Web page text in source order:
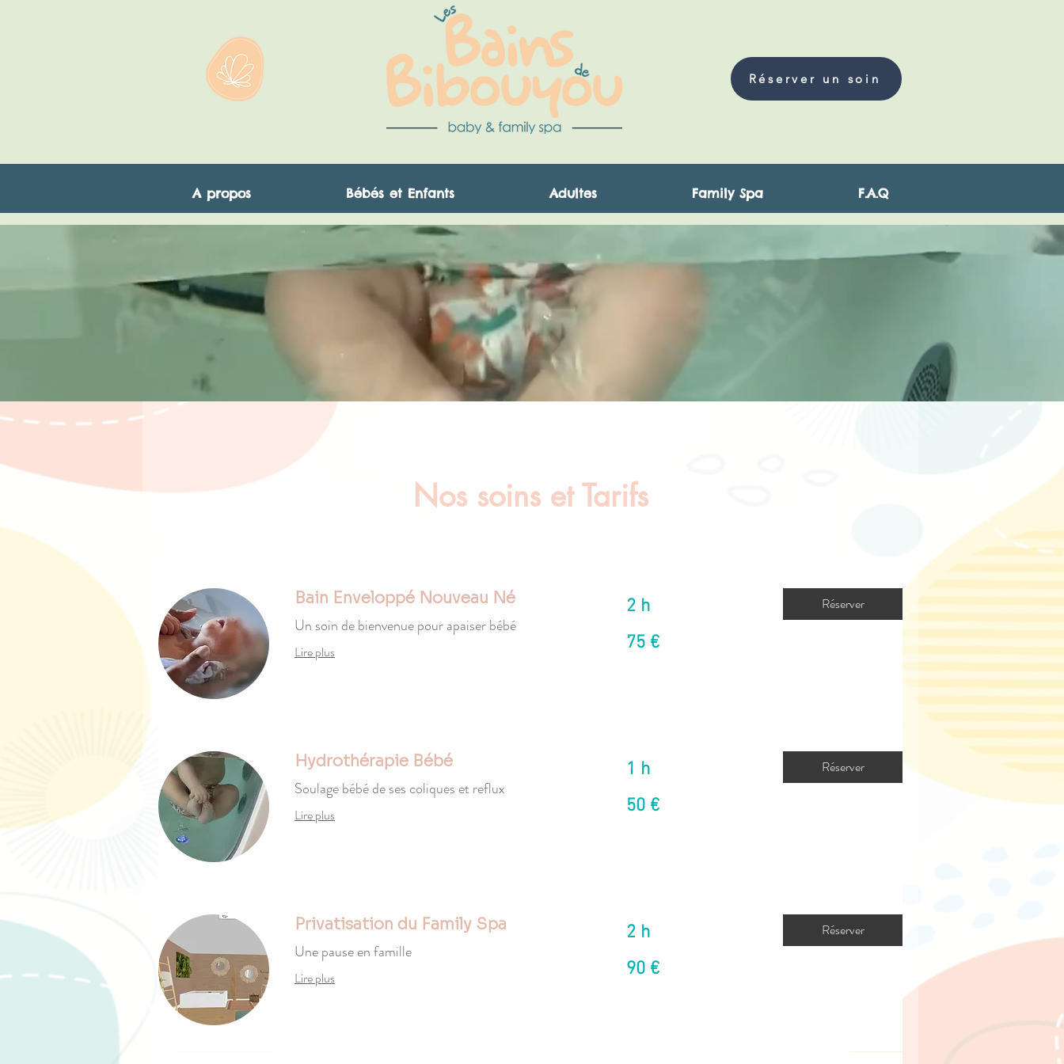
Réserver un soin
A propos Bébés et Enfants Adultes Family Spa F.A.Q
Nos soins et Tarifs
Bain Enveloppé Nouveau Né
Un soin de bienvenue pour apaiser bébé
Lire plus
2 h
euros
75 €
Réserver
Hydrothérapie Bébé
Soulage bébé de ses coliques et reflux
Lire plus
1 h
euros
50 €
Réserver
Privatisation du Family Spa
Une pause en famille
Lire plus
2 h
euros
90 €
Réserver